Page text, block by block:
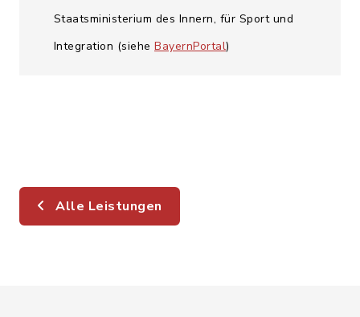
Staatsministerium des Innern, für Sport und
Integration (siehe BayernPortal)
Alle Leistungen